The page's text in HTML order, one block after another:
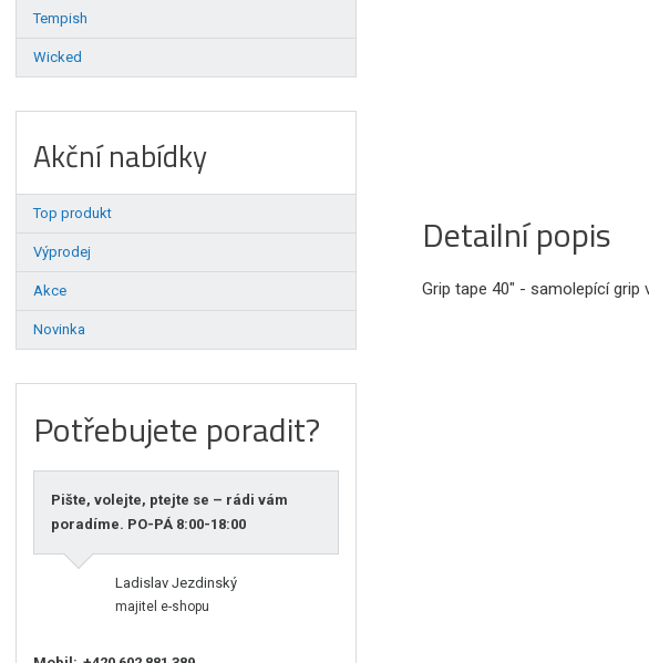
Detailní popis
Grip tape 40" - samolepící grip
Tempish
Wicked
Akční nabídky
Top produkt
Výprodej
Akce
Novinka
Potřebujete poradit?
Pište, volejte, ptejte se – rádi vám
poradíme. PO-PÁ 8:00-18:00
Ladislav Jezdinský
majitel e-shopu